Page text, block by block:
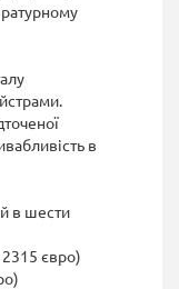
в
в шести
2315 євро)